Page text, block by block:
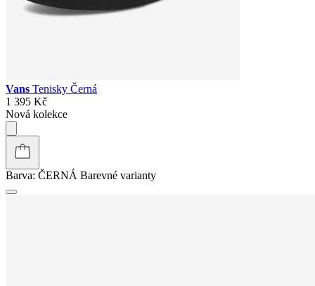
Vans Tenisky Černá
1 395 Kč
Nová kolekce
Barva: ČERNÁ Barevné varianty